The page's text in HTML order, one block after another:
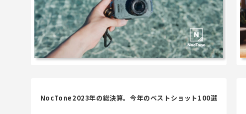
NocTone2023年の総決算。今年のベストショット100選